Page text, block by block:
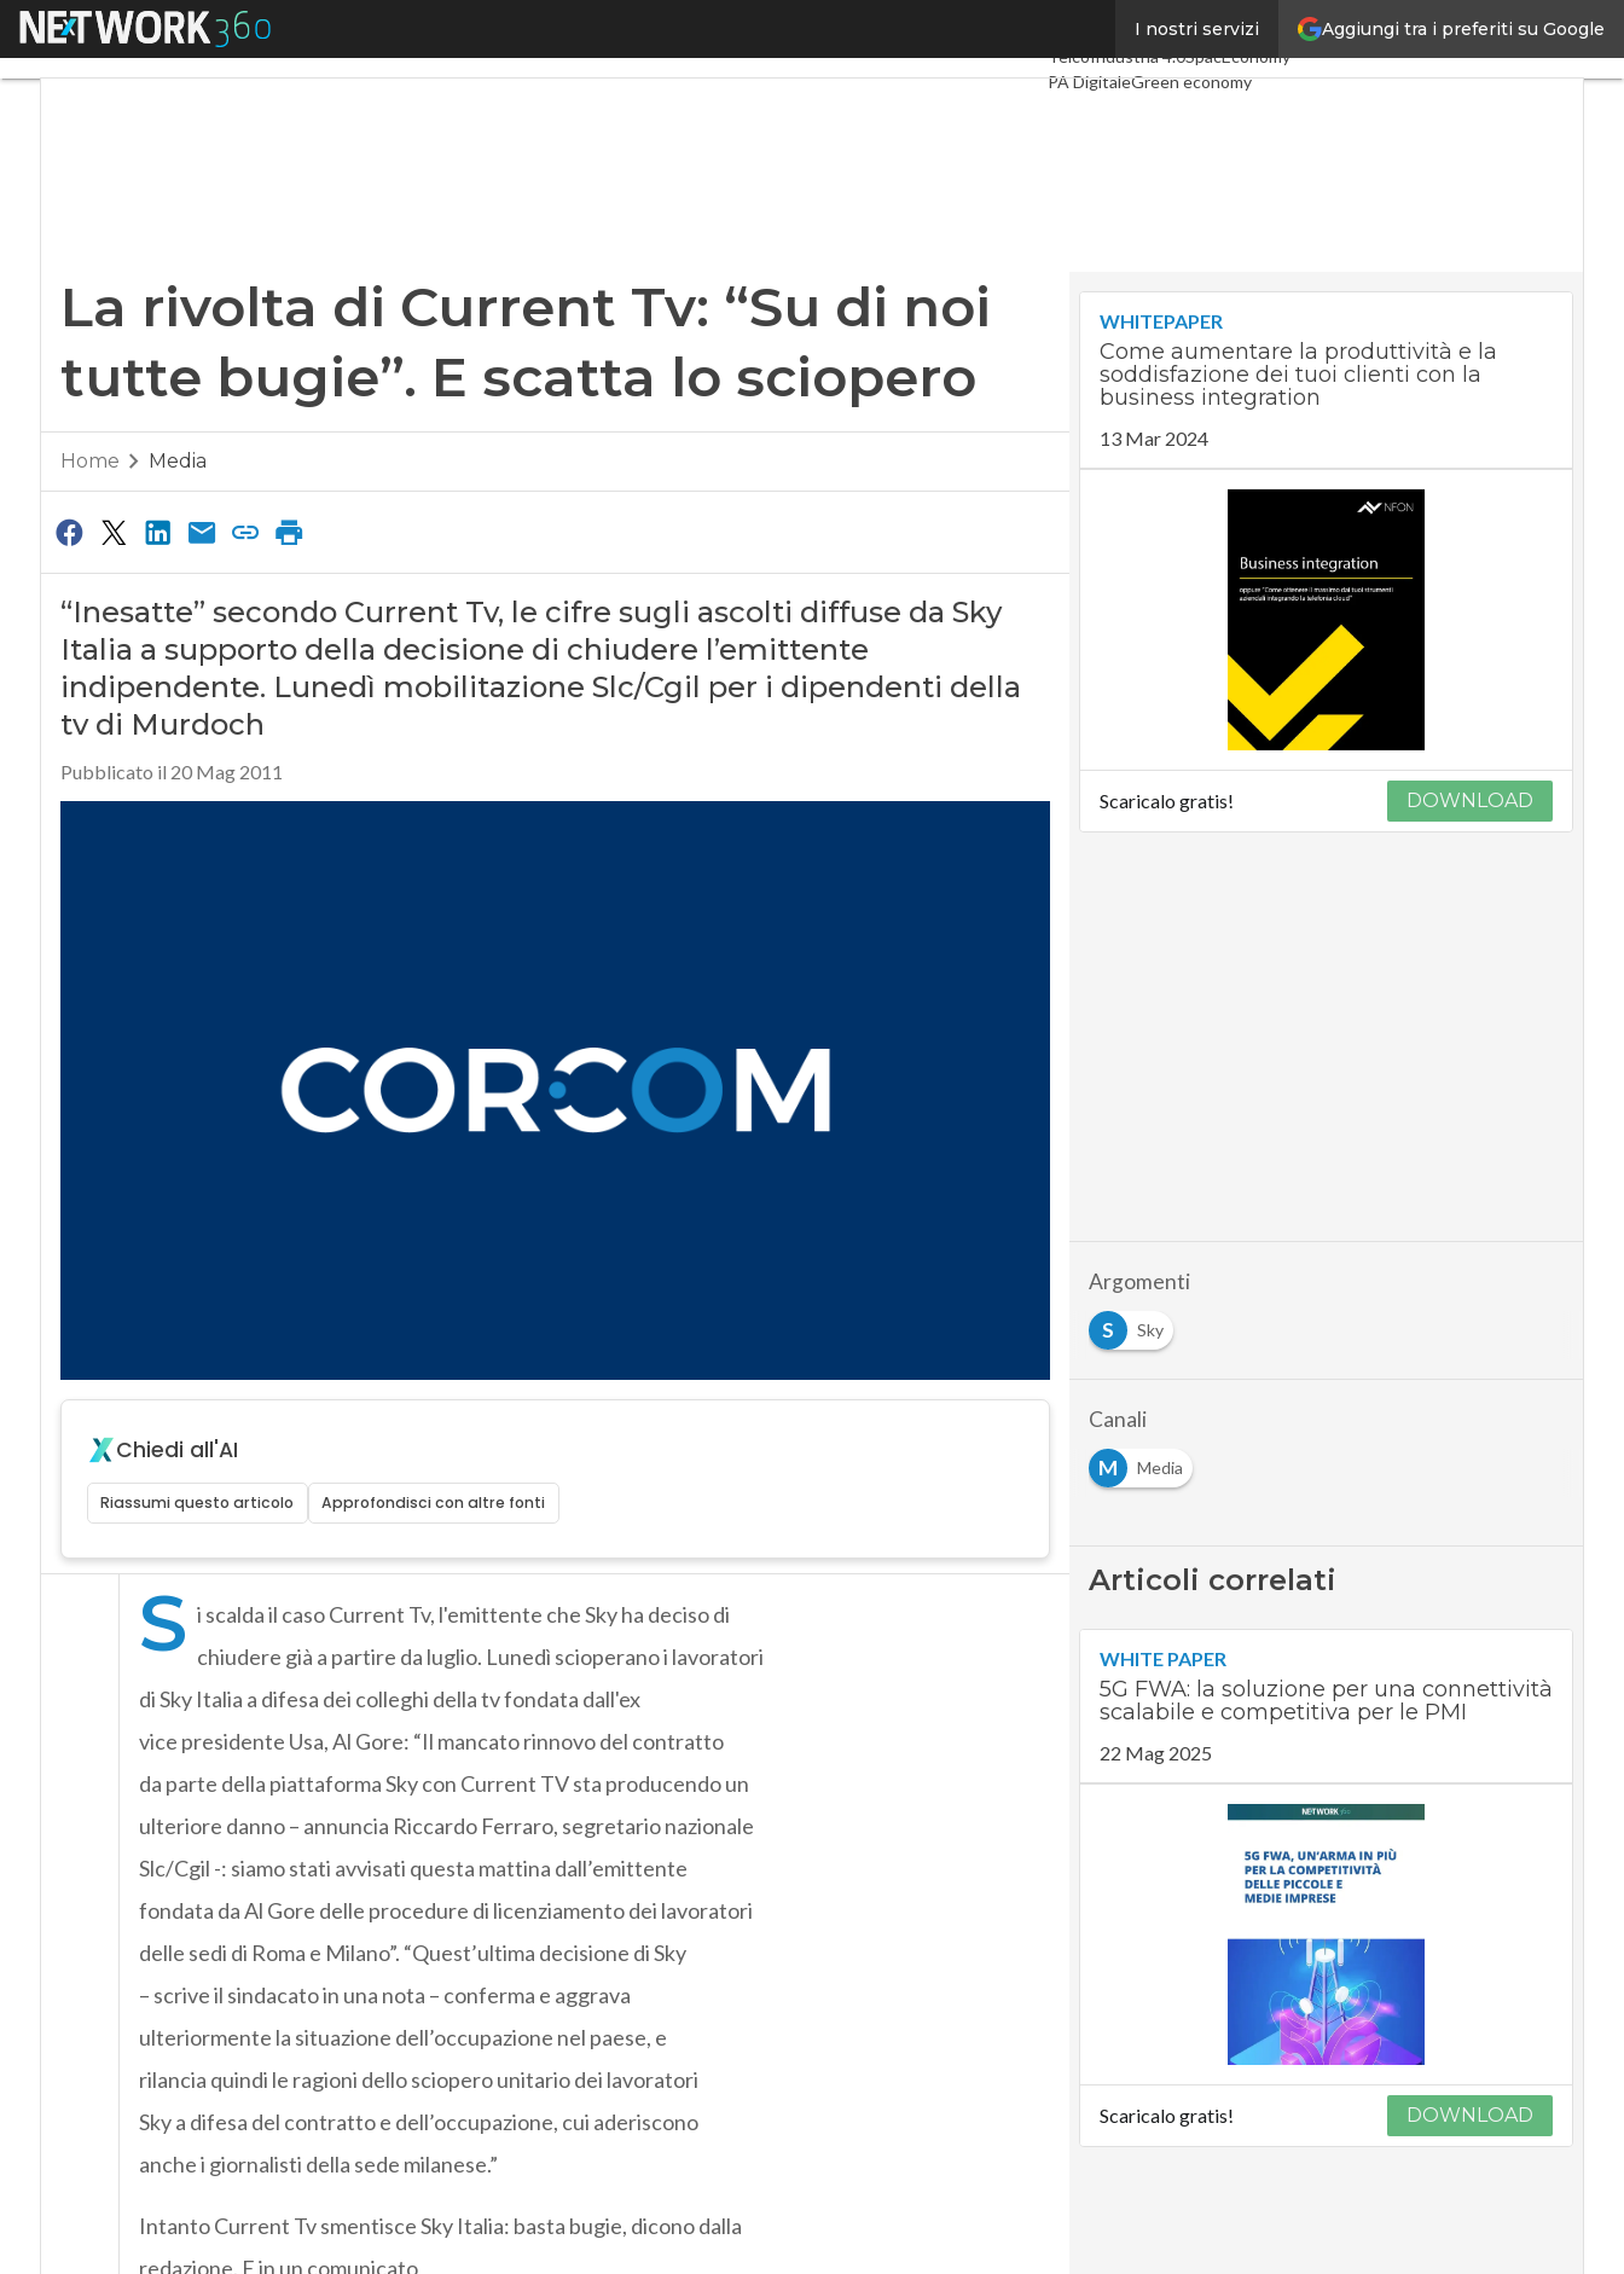
Aggiungi tra i preferiti su Google
I nostri servizi
Menu Ultimi articoli Digital Economy
TelcoIndustria 4.0SpacEconomy
PA DigitaleGreen economy
La rivolta di Current Tv: “Su di noi
tutte bugie”. E scatta lo sciopero
Home Media
“Inesatte” secondo Current Tv, le cifre sugli ascolti diffuse da Sky
Italia a supporto della decisione di chiudere l’emittente
indipendente. Lunedì mobilitazione Slc/Cgil per i dipendenti della
tv di Murdoch
Pubblicato il 20 Mag 2011
Chiedi all'AI
Riassumi questo articolo Approfondisci con altre fonti
S i scalda il caso Current Tv, l'emittente che Sky ha deciso di
chiudere già a partire da luglio. Lunedì scioperano i lavoratori
di Sky Italia a difesa dei colleghi della tv fondata dall'ex
vice presidente Usa, Al Gore: “Il mancato rinnovo del contratto
da parte della piattaforma Sky con Current TV sta producendo un
ulteriore danno – annuncia Riccardo Ferraro, segretario nazionale
Slc/Cgil -: siamo stati avvisati questa mattina dall’emittente
fondata da Al Gore delle procedure di licenziamento dei lavoratori
delle sedi di Roma e Milano”. “Quest’ultima decisione di Sky
– scrive il sindacato in una nota – conferma e aggrava
ulteriormente la situazione dell’occupazione nel paese, e
rilancia quindi le ragioni dello sciopero unitario dei lavoratori
Sky a difesa del contratto e dell’occupazione, cui aderiscono
anche i giornalisti della sede milanese.”
Intanto Current Tv smentisce Sky Italia: basta bugie, dicono dalla
redazione. E in un comunicato
WHITEPAPER
Come aumentare la produttività e la
soddisfazione dei tuoi clienti con la
business integration
13 Mar 2024
Scaricalo gratis! DOWNLOAD
Argomenti
S
Sky
Canali
M
Media
Articoli correlati
WHITE PAPER
5G FWA: la soluzione per una connettività
scalabile e competitiva per le PMI
22 Mag 2025
Scaricalo gratis! DOWNLOAD